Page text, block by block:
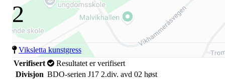
2
Viksletta kunstgress
Verifisert
Resultatet er verifisert
Divisjon BDO-serien J17 2.div. avd 02 høst